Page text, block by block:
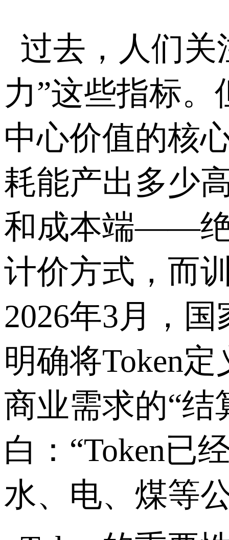
过去，人们关
力”这些指标。
中心价值的核
耗能产出多少
和成本端——
计价方式，而
2026年3月，
明确将Token定
商业需求的“
白：“Token已
水、电、煤等